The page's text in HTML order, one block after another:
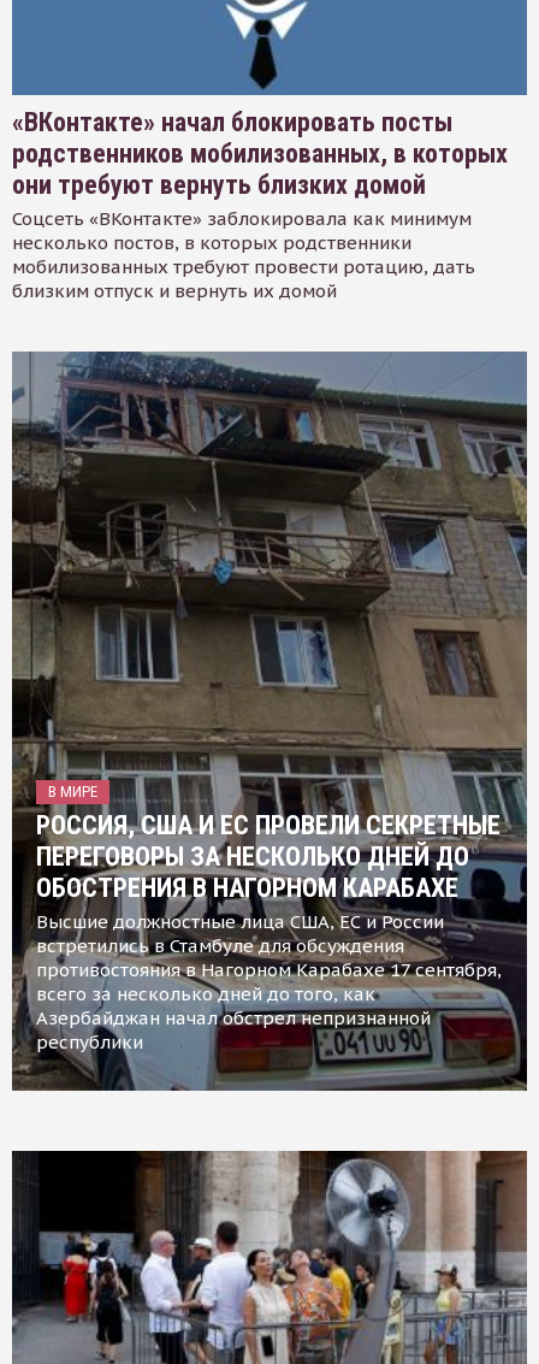
«ВКонтакте» начал блокировать посты
родственников мобилизованных, в которых
они требуют вернуть близких домой
Соцсеть «ВКонтакте» заблокировала как минимум
несколько постов, в которых родственники
мобилизованных требуют провести ротацию, дать
близким отпуск и вернуть их домой
В МИРЕ
РОССИЯ, США И ЕС ПРОВЕЛИ СЕКРЕТНЫЕ
ПЕРЕГОВОРЫ ЗА НЕСКОЛЬКО ДНЕЙ ДО
ОБОСТРЕНИЯ В НАГОРНОМ КАРАБАХЕ
Высшие должностные лица США, ЕС и России
встретились в Стамбуле для обсуждения
противостояния в Нагорном Карабахе 17 сентября,
всего за несколько дней до того, как
Азербайджан начал обстрел непризнанной
республики